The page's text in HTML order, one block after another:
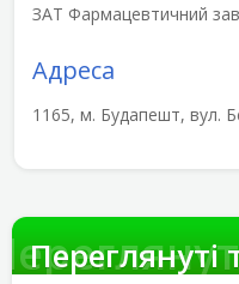
ЗАТ Фармацевтичний
Адреса
1165, м. Будапешт, вул.
Переглянуті